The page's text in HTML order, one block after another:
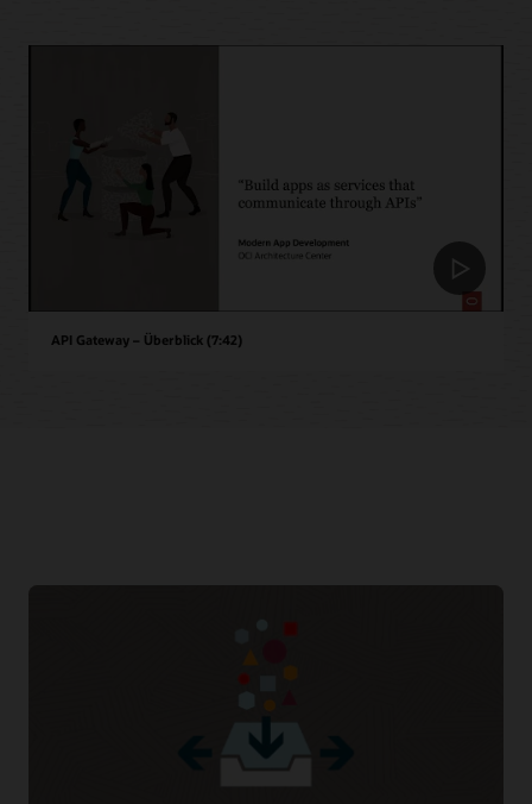
API Gateway – Überblick (7:42)